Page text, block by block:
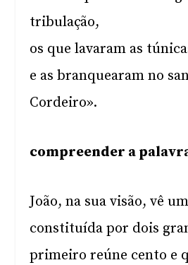
tribulação,
os que lavaram as
e as branquearam no
Cordeiro».
compreender a
João, na sua visão, vê
constituída por dois
primeiro reúne cento e